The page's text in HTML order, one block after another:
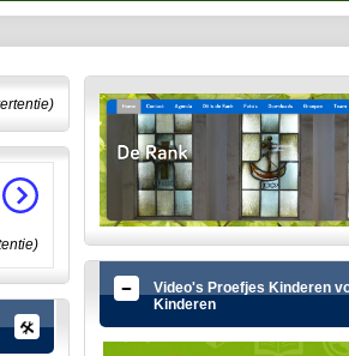
Video's Proefjes Kinderen
Kinderen